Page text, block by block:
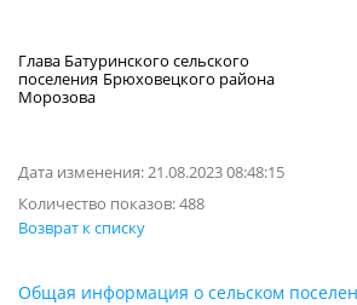
Общая информация о сельском
Глава Батуринского сельского
поселения
Морозова
Дата изменения: 21.08.2023 08:48:15
Количество показов: 488
Возврат к списку